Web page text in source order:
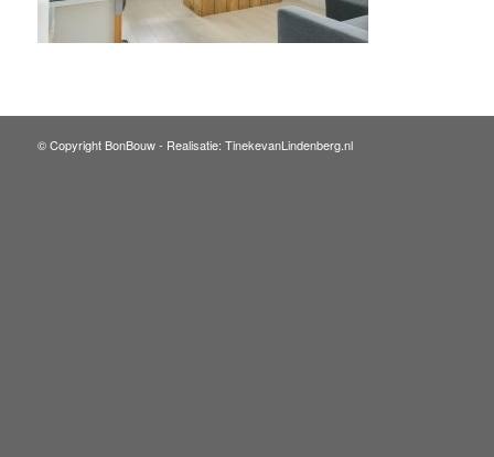
© Copyright BonBouw - Realisatie: TinekevanLindenberg.nl